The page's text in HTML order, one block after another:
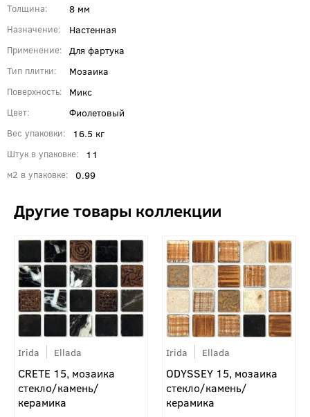
Толщина 8 мм
Назначение Настенная
Применение Для фартука
Тип плитки Мозаика
Поверхность Микс
Цвет Фиолетовый
Вес упаковки 16.5 кг
Штук в упаковке 11
м2 в упаковке 0.99
Irida Ellada
CRETE 15, мозаика
стекло/камень/
керамика
Irida Ellada
ODYSSEY 15, мозаика
стекло/камень/
керамика